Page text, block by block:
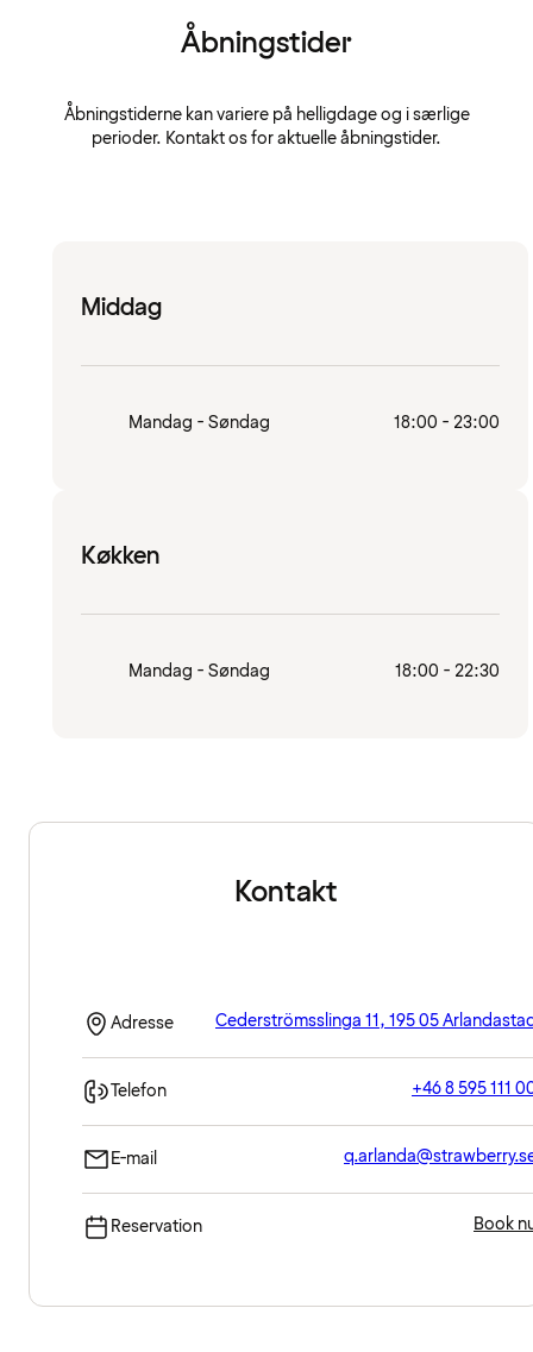
Åbningstider
Åbningstiderne kan variere på helligdage og i særlige
perioder. Kontakt os for aktuelle åbningstider.
Middag
Mandag - Søndag 18:00 - 23:00
Køkken
Mandag - Søndag 18:00 - 22:30
Kontakt
Adresse Cederströmsslinga 11, 195 05
Telefon +46 8 595 111
E-mail
Reservation Book